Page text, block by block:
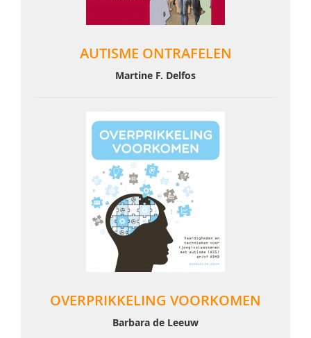
AUTISME ONTRAFELEN
Martine F. Delfos
OVERPRIKKELING VOORKOMEN
Barbara de Leeuw